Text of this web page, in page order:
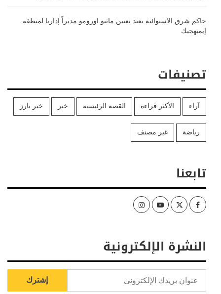
حاكم شرق الاستوائية يعيد تعيين ماثيو اورومو مديراً إداريا لمنطقة
إيميهجيك
تصنيفات
آراء الأكثر قراءة القصة الرئيسية خبر خبر بارز
رياضة غير مصنف
تابعنا
Facebook
Twitter
Youtube
Instagram
النشرة الإلكترونية